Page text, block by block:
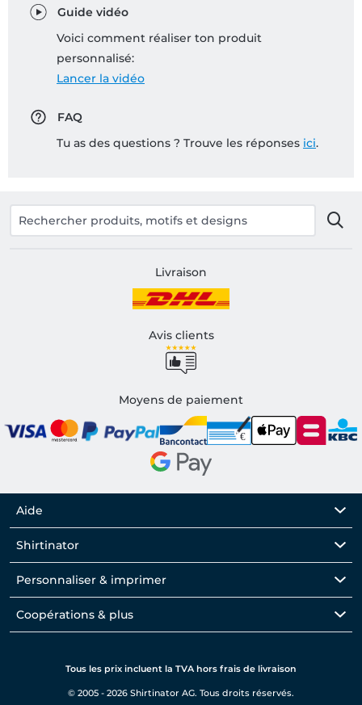
Guide vidéo
Voici comment réaliser ton produit
personnalisé:
Lancer la vidéo
FAQ
Tu as des questions ? Trouve les réponses ici.
Livraison
Avis clients
Moyens de paiement
Aide
Shirtinator
Personnaliser & imprimer
Coopérations & plus
Tous les prix incluent la TVA hors frais de livraison
© 2005 - 2026 Shirtinator AG. Tous droits réservés.